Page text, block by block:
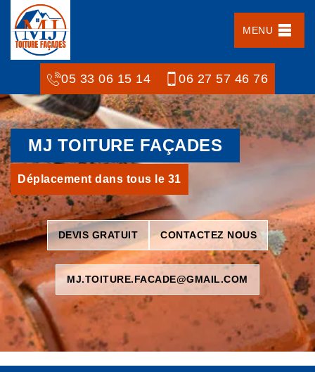
MENU
05 33 06 15 14 06 27 57 46 76
MJ TOITURE FAÇADES
Déplacement dans tous le 31
DEVIS GRATUIT CONTACTEZ NOUS
MJ.TOITURE.FACADE@GMAIL.COM